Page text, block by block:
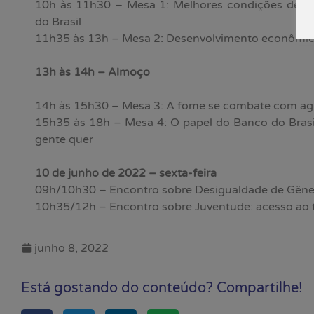
10h às 11h30 – Mesa 1: Melhores condições de
do Brasil
11h35 às 13h – Mesa 2: Desenvolvimento
13h às 14h – Almoço
14h às 15h30 – Mesa 3: A fome se combate com
15h35 às 18h – Mesa 4: O papel do Banco do
gente quer
10 de junho de 2022 – sexta-feira
09h/10h30 – Encontro sobre Desigualdade de
10h35/12h – Encontro sobre Juventude: acesso ao
junho 8, 2022
Está gostando do conteúdo? Compartilhe!